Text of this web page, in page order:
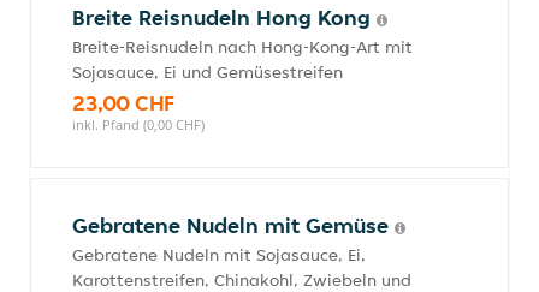
Breite Reisnudeln Hong Kong
Breite-Reisnudeln nach Hong-Kong-Art mit
Sojasauce, Ei und Gemüsestreifen
23,00 CHF
inkl. Pfand (0,00 CHF)
Gebratene Nudeln mit Gemüse
Gebratene Nudeln mit Sojasauce, Ei,
Karottenstreifen, Chinakohl, Zwiebeln und